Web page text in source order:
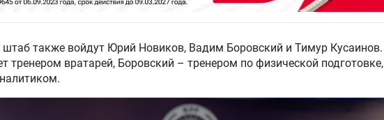
штаб также войдут Юрий Новиков, Вадим Боровский и Тимур Кусаинов.
тренером вратарей, Боровский – тренером по физической подготовке,